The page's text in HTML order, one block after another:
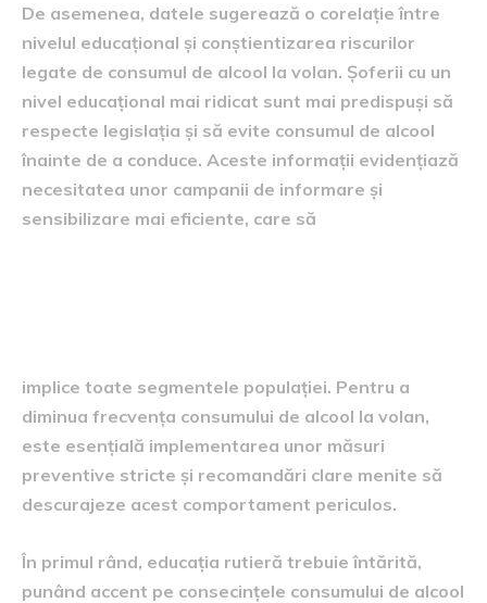
De asemenea, datele sugerează o corelație între
nivelul educațional și conștientizarea riscurilor
legate de consumul de alcool la volan. Șoferii cu un
nivel educațional mai ridicat sunt mai predispuși să
respecte legislația și să evite consumul de alcool
înainte de a conduce. Aceste informații evidențiază
necesitatea unor campanii de informare și
sensibilizare mai eficiente, care să
implice toate segmentele populației. Pentru a
diminua frecvența consumului de alcool la volan,
este esențială implementarea unor măsuri
preventive stricte și recomandări clare menite să
descurajeze acest comportament periculos.
În primul rând, educația rutieră trebuie întărită,
punând accent pe consecințele consumului de alcool